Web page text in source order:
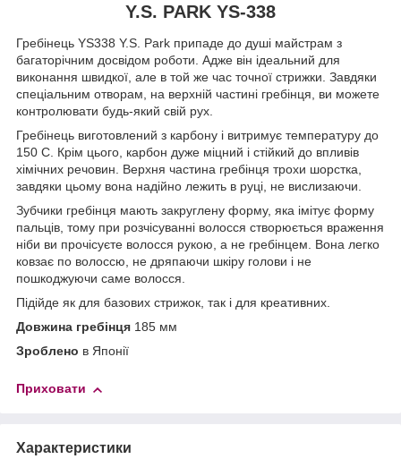
Y.S. PARK YS-338
Гребінець YS338 Y.S. Park припаде до душі майстрам з
багаторічним досвідом роботи. Адже він ідеальний для
виконання швидкої, але в той же час точної стрижки. Завдяки
спеціальним отворам, на верхній частині гребінця, ви можете
контролювати будь-який свій рух.
Гребінець виготовлений з карбону і витримує температуру до
150 С. Крім цього, карбон дуже міцний і стійкий до впливів
хімічних речовин. Верхня частина гребінця трохи шорстка,
завдяки цьому вона надійно лежить в руці, не вислизаючи.
Зубчики гребінця мають закруглену форму, яка імітує форму
пальців, тому при розчісуванні волосся створюється враження
ніби ви прочісуєте волосся рукою, а не гребінцем. Вона легко
ковзає по волоссю, не дряпаючи шкіру голови і не
пошкоджуючи саме волосся.
Підійде як для базових стрижок, так і для креативних.
Довжина гребінця 185 мм
Зроблено в Японії
Приховати
Характеристики